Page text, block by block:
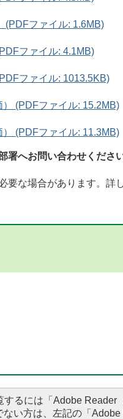
(PDFファイル: 1.6MB)
ファイル: 4.1MB)
ファイル: 1013.5KB)
） (PDFファイル: 15.2MB)
） (PDFファイル: 11.3MB)
署へお問い合わせください
要な場合があります。詳
するには「Adobe Reader
ない方は、左記の「